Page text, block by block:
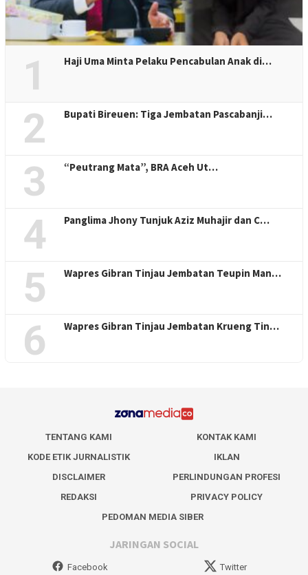
1 Haji Uma Minta Pelaku Pencabulan Anak di…
2 Bupati Bireuen: Tiga Jembatan Pascabanji…
3 “Peutrang Mata”, BRA Aceh Ut…
4 Panglima Jhony Tunjuk Aziz Muhajir dan C…
5 Wapres Gibran Tinjau Jembatan Teupin Man…
6 Wapres Gibran Tinjau Jembatan Krueng Tin…
TENTANG KAMI
KONTAK KAMI
KODE ETIK JURNALISTIK
IKLAN
DISCLAIMER
PERLINDUNGAN PROFESI
REDAKSI
PRIVACY POLICY
PEDOMAN MEDIA SIBER
JARINGAN SOCIAL
Facebook Twitter